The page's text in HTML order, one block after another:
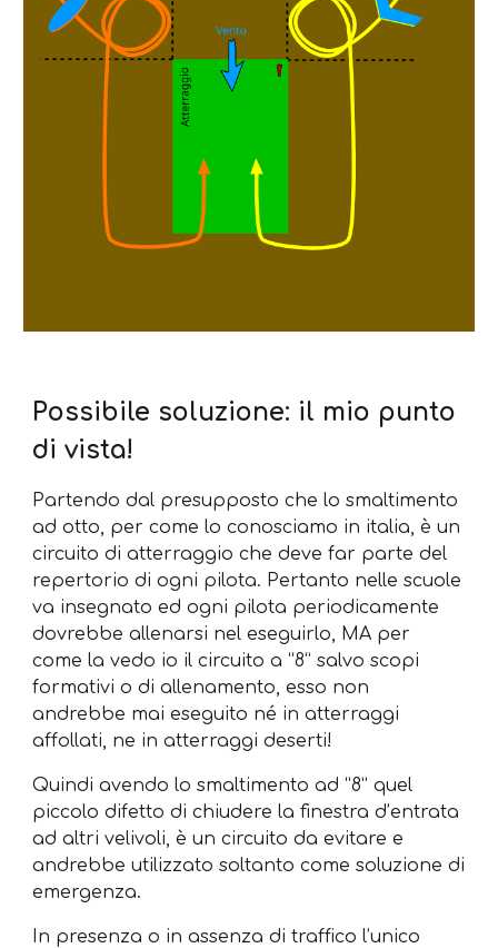
Possibile soluzione: il mio punto
di vista!
Partendo dal presupposto che lo smaltimento
ad otto, per come lo conosciamo in italia, è un
circuito di atterraggio che deve far parte del
repertorio di ogni pilota. Pertanto nelle scuole
va insegnato ed ogni pilota periodicamente
dovrebbe allenarsi nel eseguirlo, MA per
come la vedo io il circuito a “8” salvo scopi
formativi o di allenamento, esso non
andrebbe mai eseguito né in atterraggi
affollati, ne in atterraggi deserti!
Quindi avendo lo smaltimento ad “8” quel
piccolo difetto di chiudere la finestra d’entrata
ad altri velivoli, è un circuito da evitare e
andrebbe utilizzato soltanto come soluzione di
emergenza.
In presenza o in assenza di traffico l’unico